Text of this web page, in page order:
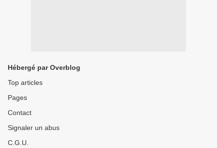
Hébergé par Overblog
Top articles
Pages
Contact
Signaler un abus
C.G.U.